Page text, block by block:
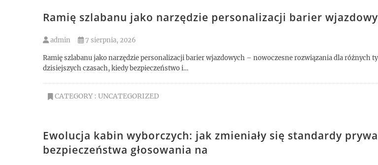
Ramię szlabanu jako narzędzie personalizacji barier
admin 7 sierpnia, 2026
Ramię szlabanu jako narzędzie personalizacji barier wjazdowych – nowoczesne rozwiązania dla różnych
dzisiejszych czasach, kiedy bezpieczeństwo i…
CATEGORY : UNCATEGORIZED
Ewolucja kabin wyborczych: jak zmieniały się standardy
bezpieczeństwa głosowania na